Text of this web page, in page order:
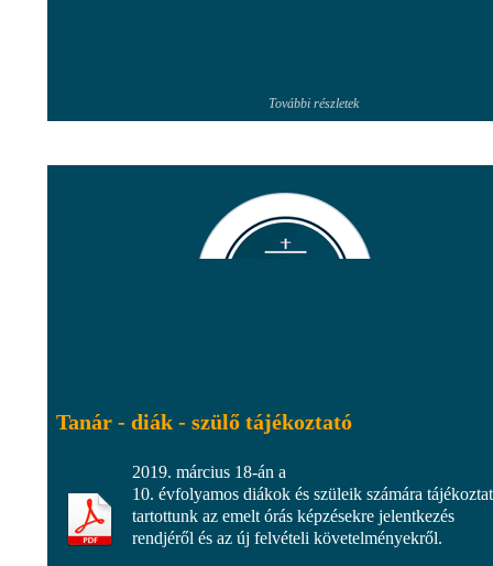
További részletek
Tanár - diák - szülő tájékoztató
2019. március 18-án a
10. évfolyamos diákok és szüleik számára
tartottunk az emelt órás képzésekre jelentkezés
rendjéről és az új felvételi követelményekről.